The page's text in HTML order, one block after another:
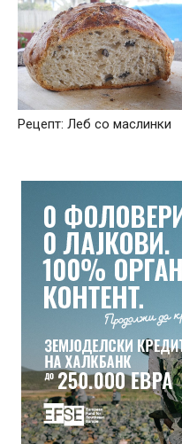
Рецепт: Леб со маслинки